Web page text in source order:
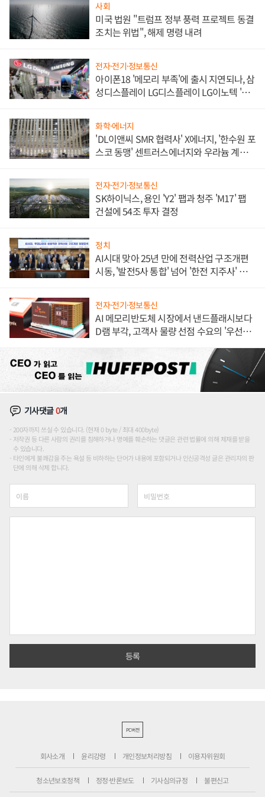
사회
미국 법원 "트럼프 정부 풍력 프로젝트 동결
조치는 위법", 해제 명령 내려
전자·전기·정보통신
아이폰18 '메모리 부족'에 출시 지연되나, 삼
성디스플레이 LG디스플레이 LG이노텍 '탈
화학·에너지
'DL이앤씨 SMR 협력사' X에너지, '한수원 포
스코 동맹' 센트러스에너지와 우라늄 계약
전자·전기·정보통신
SK하이닉스, 용인 'Y2' 팹과 청주 'M17' 팹
건설에 54조 투자 결정
정치
AI시대 맞아 25년 만에 전력산업 구조개편
시동, '발전5사 통합' 넘어 '한전 지주사' 재편
전자·전기·정보통신
AI 메모리반도체 시장에서 낸드플래시보다
D램 부각, 고객사 물량 선점 수요의 '우선순
기사댓글0개
200자까지 쓰실 수 있습니다. (현재 0 byte / 최대 400byte)
저작권 등 다른 사람의 권리를 침해하거나 명예를 훼손하는 댓글은 관련 법률에 의해 제재를 받을
수 있습니다.
타인에게 불쾌감을 주는 욕설 등 비하하는 단어가 내용에 포함되거나 인신공격성 글은 관리자의 판
단에 의해 삭제 합니다.
PC버전
회사소개 윤리강령 개인정보처리방침 이용자위원회
청소년보호정책 정정·반론보도 기사심의규정 불편신고